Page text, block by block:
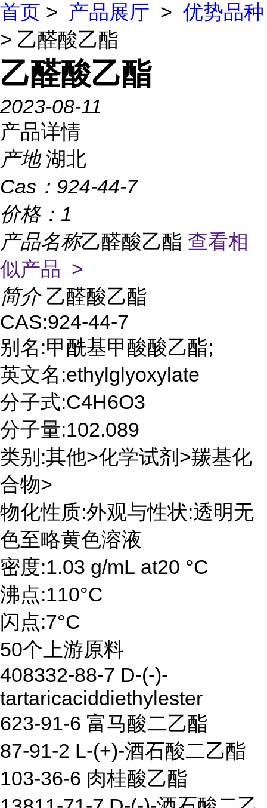
首页 > 产品展厅 > 优势品种
> 乙醛酸乙酯
乙醛酸乙酯
2023-08-11
产品详情
产地 湖北
Cas： 924-44-7
价格： 1
产品名称乙醛酸乙酯 查看相
似产品 >
简介 乙醛酸乙酯
CAS:924-44-7
别名:甲酰基甲酸酸乙酯;
英文名:ethylglyoxylate
分子式:C4H6O3
分子量:102.089
类别:其他>化学试剂>羰基化
合物>
物化性质:外观与性状:透明无
色至略黄色溶液
密度:1.03 g/mL at20 °C
沸点:110°C
闪点:7°C
50个上游原料
408332-88-7 D-(-)-
tartaricaciddiethylester
623-91-6 富马酸二乙酯
87-91-2 L-(+)-酒石酸二乙酯
103-36-6 肉桂酸乙酯